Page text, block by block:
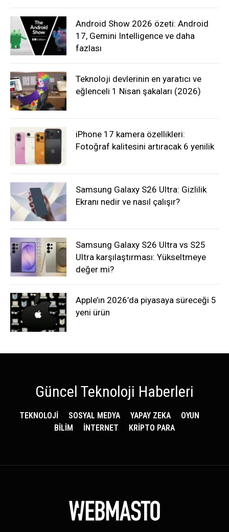
Android Show 2026 özeti: Android
17, Gemini Intelligence ve daha
fazlası
Teknoloji devlerinin en yaratıcı ve
eğlenceli 1 Nisan şakaları (2026)
iPhone 17 kamera özellikleri:
Fotoğraf kalitesini artıracak 6 yenilik
Samsung Galaxy S26 Ultra: Gizlilik
Ekranı nedir ve nasıl çalışır?
Samsung Galaxy S26 Ultra vs S25
Ultra karşılaştırması: Yükseltmeye
değer mi?
Apple’ın 2026’da piyasaya süreceği 5
yeni ürün
Güncel Teknoloji Haberleri
TEKNOLOJİ SOSYAL MEDYA YAPAY ZEKA
OYUN
BİLİM
İNTERNET KRİPTO PARA